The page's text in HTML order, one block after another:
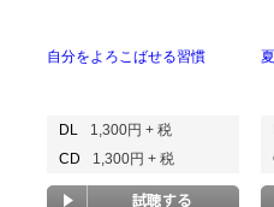
自分をよろこばせる習慣
DL
1,300円 + 税
CD
1,300円 + 税